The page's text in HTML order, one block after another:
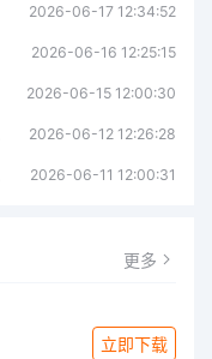
2026-06-17 12:34:52
2026-06-16 12:25:15
2026-06-15 12:00:30
2026-06-12 12:26:28
2026-06-11 12:00:31
更多
立即下载